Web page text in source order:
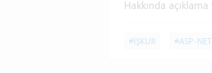
Hakkında
#İŞKUR #ASP-NET